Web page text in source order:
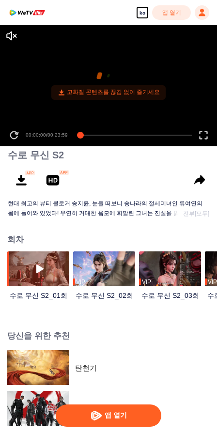
ko 앱 열기
앱 열기
고화질 콘텐츠를 끊김 없이 즐기세요
00:00:00/00:23:59
수로 무신 S2
현대 최고의 뷰티 블로거 송지윤, 눈을 떠보니 송나라의 절세미녀인 류여연의
몸에 들어와 있었다! 우연히 거대한 음모에 휘말린 그녀는 진실을 밝히기 위해
전부[모두]
회차
수로 무신 S2_01회
VIP
수로 무신 S2_02회
VIP
수로 무신 S2_03회
VIP
수
당신을 위한 추천
탄천기